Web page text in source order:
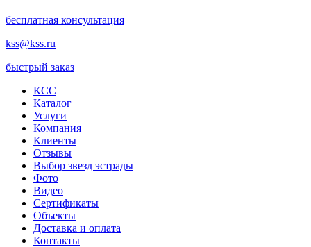
бесплатная консультация
kss@kss.ru
быстрый заказ
КСС
Каталог
Услуги
Компания
Клиенты
Oтзывы
Выбор звезд эстрады
Фото
Видео
Сертификаты
Объекты
Доставка и оплата
Контакты